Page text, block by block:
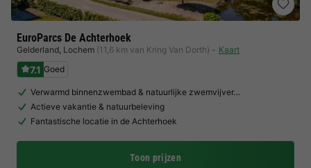
EuroParcs De Achterhoek
Gelderland, Lochem (11,6 km van Kring Van Dorth) Kaart
7.1 Goed
Verwarmd binnenzwembad & natuurlijke zwemvijver…
Actieve vakantie & natuurbeleving
Fantastische locatie in de Achterhoek
Toon prijzen